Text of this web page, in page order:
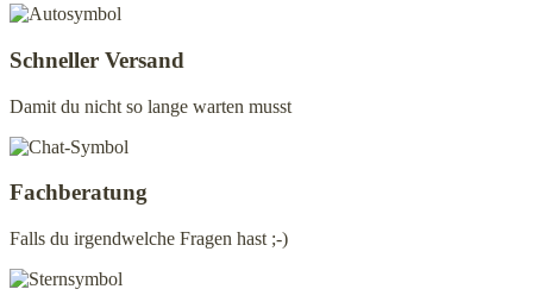
Schneller Versand
Damit du nicht so lange warten musst
Fachberatung
Falls du irgendwelche Fragen hast ;-)